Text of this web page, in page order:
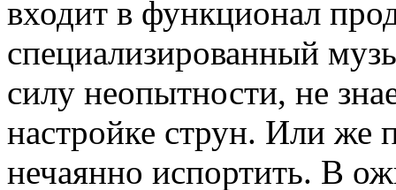
входит в функционал
специализированный
силу неопытности, не
настройке струн. Или же
нечаянно испортить. В